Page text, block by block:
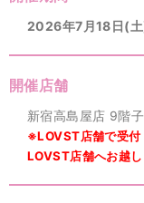
2026年7月18日(
開催店舗
新宿高島屋店 9階
※LOVST店舗で受付
LOVST店舗へお越し